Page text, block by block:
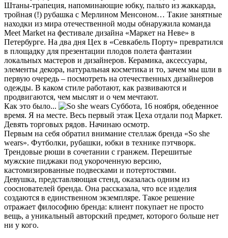
Штаны-трапеция, напоминающие юбку, пальто из жаккарда,
тройная (!) рубашка с Мерлином Менсоном… Такие занятные
находки из мира отечественной моды обнаружила команда
Meet Market на фестивале дизайна «Маркет на Неве» в
Петербурге. На два дня Цех в «Севкабель Порту» превратился
в площадку для презентации плодов полета фантазии
локальных мастеров и дизайнеров. Керамика, аксессуары,
элементы декора, натуральная косметика и то, зачем мы шли в
первую очередь – посмотреть на отечественных дизайнеров
одежды. В каком стиле работают, как развиваются и
продвигаются, чем мыслят и о чем мечтают.
Как это было...
Суббота, 16 ноября, обеденное
время. Я на месте. Весь первый этаж Цеха отдали под Маркет.
Девять торговых рядов. Начинаю осмотр.
Первым на себя обратил внимание стеллаж бренда «So she
wears». Футболки, рубашки, юбки в технике пэтчворк.
Трендовые рюши в сочетании с гранжем. Перешитые
мужские пиджаки под укороченную версию,
кастомизированные подвесками и потертостями.
Девушка, представляющая стенд, оказалась одним из
сооснователей бренда. Она рассказала, что все изделия
создаются в единственном экземпляре. Такое решение
отражает философию бренда: клиент покупает не просто
вещь, а уникальный авторский предмет, которого больше нет
ни у кого.